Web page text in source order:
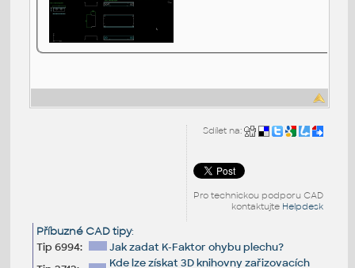
Sdílet na:
Pro technickou podporu CAD
kontaktujte Helpdesk
Příbuzné CAD tipy:
Tip 6994:
Jak zadat K-Faktor ohybu plechu?
Kde lze získat 3D knihovny zařizovacích